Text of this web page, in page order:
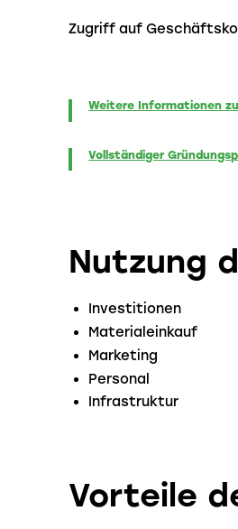
Zugriff auf
Weitere Informationen
Vollständiger
Nutzung
Investitionen
Materialeinkauf
Marketing
Personal
Infrastruktur
Vorteile